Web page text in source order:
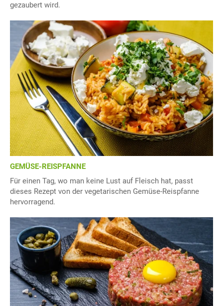
gezaubert wird.
GEMÜSE-REISPFANNE
Für einen Tag, wo man keine Lust auf Fleisch hat, passt
dieses Rezept von der vegetarischen Gemüse-Reispfanne
hervorragend.